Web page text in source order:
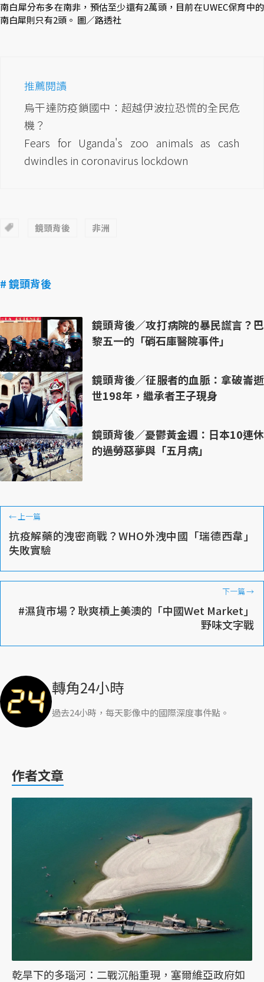
南白犀分布多在南非，預估至少還有2萬頭，目前在UWEC保育中的
南白犀則只有2頭。 圖／路透社
推薦閱讀
烏干達防疫鎖國中：超越伊波拉恐慌的全民危
機？
Fears for Uganda's zoo animals as cash
dwindles in coronavirus lockdown
鏡頭背後 非洲
# 鏡頭背後
鏡頭背後／攻打病院的暴民謊言？巴
黎五一的「硝石庫醫院事件」
鏡頭背後／征服者的血脈：拿破崙逝
世198年，繼承者王子現身
鏡頭背後／憂鬱黃金週：日本10連休
的過勞惡夢與「五月病」
←上一篇
抗疫解藥的洩密商戰？WHO外洩中國「瑞德西韋」
失敗實驗
下一篇→
#濕貨市場？耿爽槓上美澳的「中國Wet Market」
野味文字戰
轉角24小時
過去24小時，每天影像中的國際深度事件點。
作者文章
乾旱下的多瑙河：二戰沉船重現，塞爾維亞政府如